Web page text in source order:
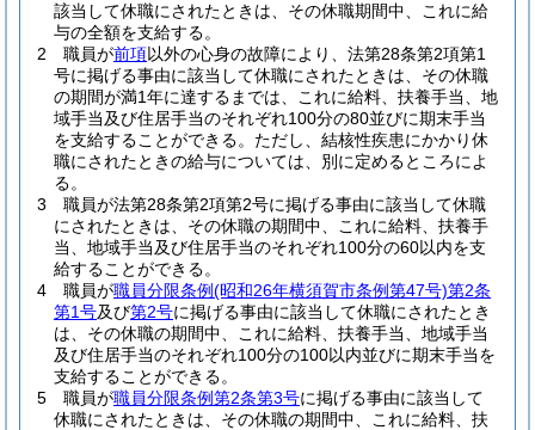
該当して休職にされたときは、その休職期間中、これに給
与の全額を支給する。
2
職員が前項以外の心身の故障により、法第28条第2項第1
号に掲げる事由に該当して休職にされたときは、その休職
の期間が満1年に達するまでは、これに給料、扶養手当、地
域手当及び住居手当のそれぞれ100分の80並びに期末手当
を支給することができる。 ただし、結核性疾患にかかり休
職にされたときの給与については、別に定めるところによ
る。
3
職員が法第28条第2項第2号に掲げる事由に該当して休職
にされたときは、その休職の期間中、これに給料、扶養手
当、地域手当及び住居手当のそれぞれ100分の60以内を支
給することができる。
4
職員が職員分限条例(昭和26年横須賀市条例第47号)第2条
第1号及び第2号に掲げる事由に該当して休職にされたとき
は、その休職の期間中、これに給料、扶養手当、地域手当
及び住居手当のそれぞれ100分の100以内並びに期末手当を
支給することができる。
5
職員が職員分限条例第2条第3号に掲げる事由に該当して
休職にされたときは、その休職の期間中、これに給料、扶